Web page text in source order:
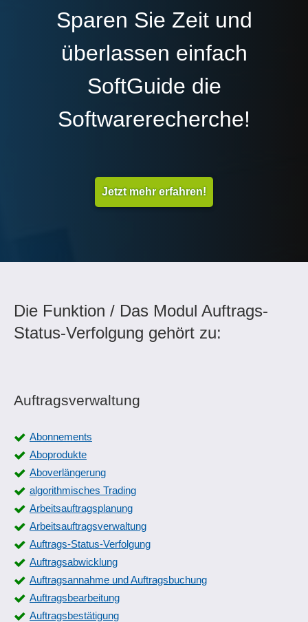
Sparen Sie Zeit und
überlassen einfach
SoftGuide die
Softwarerecherche!
Jetzt mehr erfahren!
Die Funktion / Das Modul Auftrags-
Status-Verfolgung gehört zu:
Auftragsverwaltung
Abonnements
Aboprodukte
Aboverlängerung
algorithmisches Trading
Arbeitsauftragsplanung
Arbeitsauftragsverwaltung
Auftrags-Status-Verfolgung
Auftragsabwicklung
Auftragsannahme und Auftragsbuchung
Auftragsbearbeitung
Auftragsbestätigung